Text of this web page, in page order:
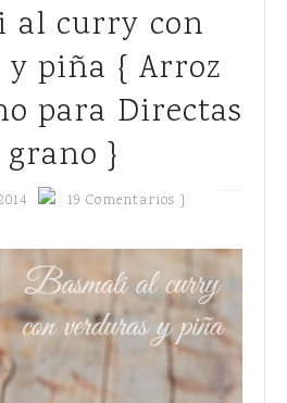
y piña { Arroz
para Directas
}
19 Comentarios }